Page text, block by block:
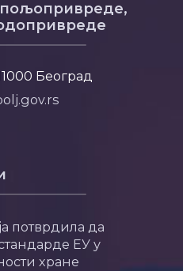
Београд
потврдила да
ЕУ у
хране